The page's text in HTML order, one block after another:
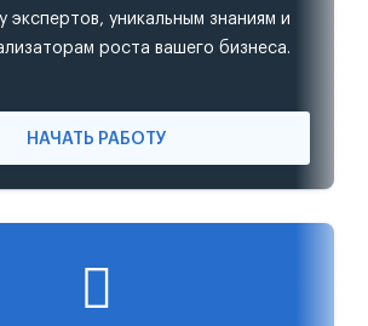
экспертов, уникальным знаниям и
роста вашего бизнеса.
НАЧАТЬ РАБОТУ